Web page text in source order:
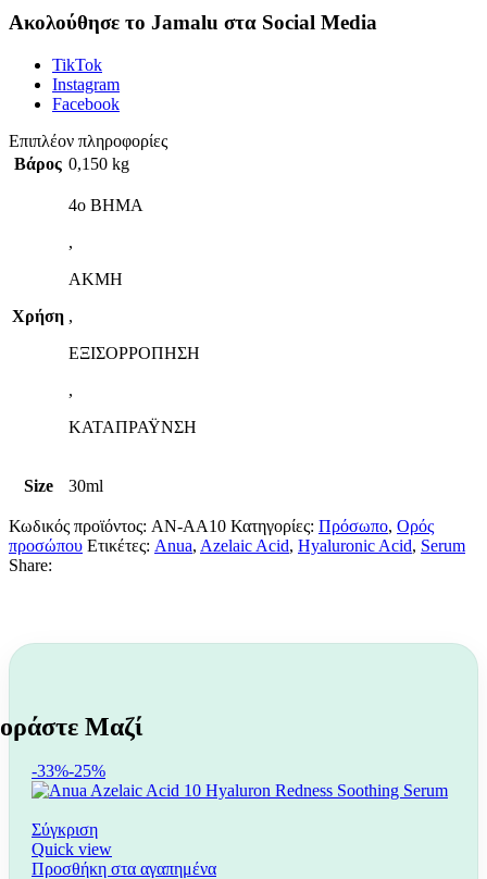
Ακολούθησε το Jamalu στα Social Media
TikTok
Instagram
Facebook
Επιπλέον πληροφορίες
Βάρος 0,150 kg
Χρήση
4ο ΒΗΜΑ
,
ΑΚΜΗ
,
ΕΞΙΣΟΡΡΟΠΗΣΗ
,
ΚΑΤΑΠΡΑΫΝΣΗ
Size 30ml
Κωδικός προϊόντος: AN-AA10 Κατηγορίες: Πρόσωπο, Ορός
προσώπου Ετικέτες: Anua, Azelaic Acid, Hyaluronic Acid, Serum
Share:
-33%-25%
Σύγκριση
Quick view
Προσθήκη στα αγαπημένα